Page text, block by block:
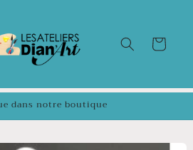
Panier
dans notre boutique